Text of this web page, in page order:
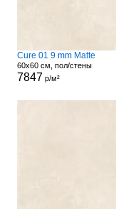
Cure 01 9 mm Matte
60x60 см, пол/стены
7847 р/м²